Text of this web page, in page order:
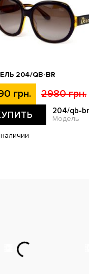
204/QB-BR
грн. 2980 грн.
204/qb-br
Модель